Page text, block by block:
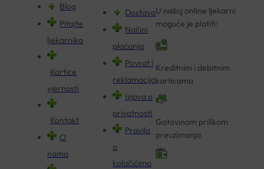
Blog
Pitajte
ljekarnika
Kartice
vjernosti
Kontakt
O
nama
Dostava
Načini
plaćanja
Povrat i
reklamacija
Izjava o
privatnosti
Pravila
o
kolačićima
U našoj online ljekarni
moguće je platiti:
Kreditnim i debitnim
karticama
Gotovinom prilikom
preuzimanja